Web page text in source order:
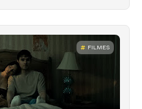
FILMES